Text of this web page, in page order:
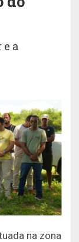
e a
na zona